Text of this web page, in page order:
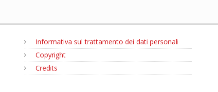
Informativa sul trattamento dei dati personali
Copyright
Credits